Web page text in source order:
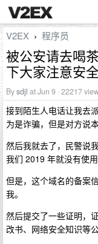
V2EX › 程序员
被公安请去喝
下大家注意安
Bysdjl at Jun 9 · 22217
接到陌生人电话让我去
为是诈骗，但是对方说
然后我就去了，民警说
我们 2019 年就没有使
但是，这个域名的备案
我。
然后提交了一些证明，
改书、网络安全知识等